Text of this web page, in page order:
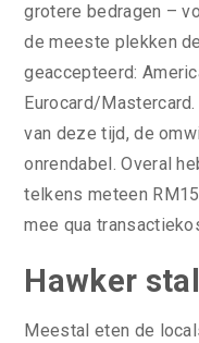
grotere bedragen –
de meeste plekken
geaccepteerd:
Eurocard/
van deze tijd, de
onrendabel. Overal
telkens meteen
mee qua
Hawker
Meestal eten de